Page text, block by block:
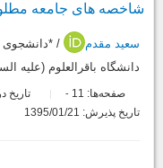
شاخصه هاى جامعه
سعید مقدم
/ *دانشجوی
دانشگاه باقرالعلوم (علیه
صفحه‌ها: 11
-
تاریخ
تاریخ پذیرش: 1395/01/21